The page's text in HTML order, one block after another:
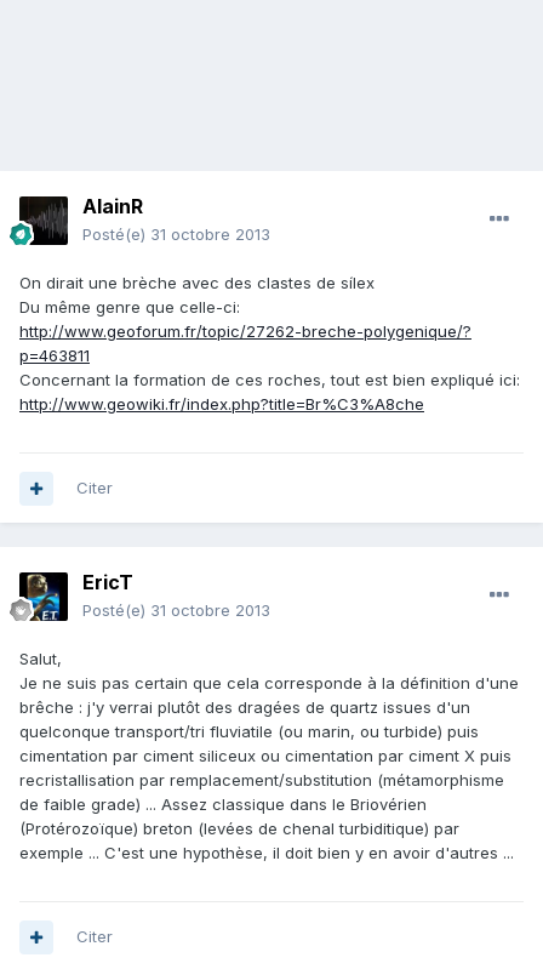
AlainR
Posté(e) 31 octobre 2013
On dirait une brèche avec des clastes de sílex
Du même genre que celle-ci:
http://www.geoforum.fr/topic/27262-breche-polygenique/?
p=463811
Concernant la formation de ces roches, tout est bien expliqué ici:
http://www.geowiki.fr/index.php?title=Br%C3%A8che
Citer
EricT
Posté(e) 31 octobre 2013
Salut,
Je ne suis pas certain que cela corresponde à la définition d'une
brêche : j'y verrai plutôt des dragées de quartz issues d'un
quelconque transport/tri fluviatile (ou marin, ou turbide) puis
cimentation par ciment siliceux ou cimentation par ciment X puis
recristallisation par remplacement/substitution (métamorphisme
de faible grade) ... Assez classique dans le Briovérien
(Protérozoïque) breton (levées de chenal turbiditique) par
exemple ... C'est une hypothèse, il doit bien y en avoir d'autres ...
Citer